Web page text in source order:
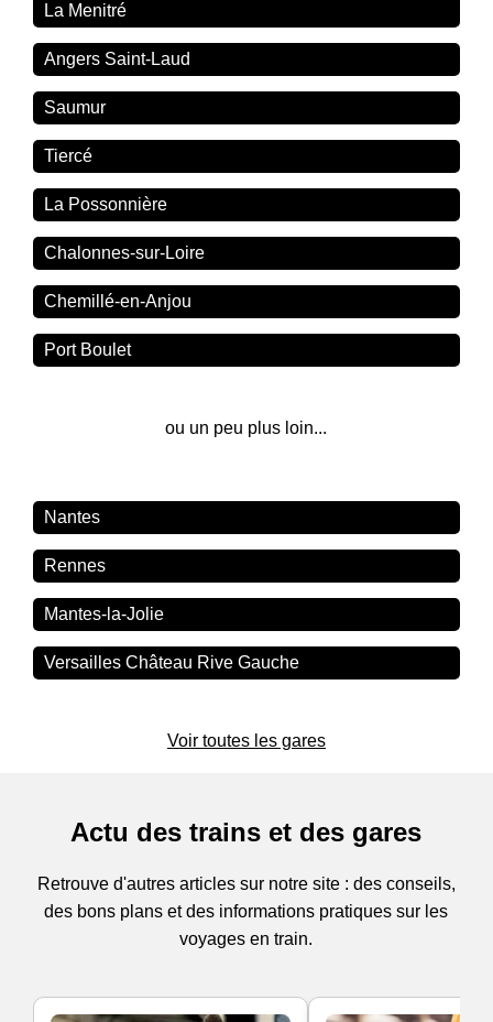
La Menitré
Angers Saint-Laud
Saumur
Tiercé
La Possonnière
Chalonnes-sur-Loire
Chemillé-en-Anjou
Port Boulet
ou un peu plus loin...
Nantes
Rennes
Mantes-la-Jolie
Versailles Château Rive Gauche
Voir toutes les gares
Actu des trains et des gares
Retrouve d'autres articles sur notre site : des conseils,
des bons plans et des informations pratiques sur les
voyages en train.